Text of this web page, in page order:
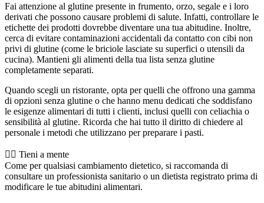
Fai attenzione al glutine presente in frumento, orzo, segale e i loro
derivati che possono causare problemi di salute. Infatti, controllare le
etichette dei prodotti dovrebbe diventare una tua abitudine. Inoltre,
cerca di evitare contaminazioni accidentali da contatto con cibi non
privi di glutine (come le briciole lasciate su superfici o utensili da
cucina). Mantieni gli alimenti della tua lista senza glutine
completamente separati.
Quando scegli un ristorante, opta per quelli che offrono una gamma
di opzioni senza glutine o che hanno menu dedicati che soddisfano
le esigenze alimentari di tutti i clienti, inclusi quelli con celiachia o
sensibilità al glutine. Ricorda che hai tutto il diritto di chiedere al
personale i metodi che utilizzano per preparare i pasti.
👨‍⚕️️ Tieni a mente
Come per qualsiasi cambiamento dietetico, si raccomanda di
consultare un professionista sanitario o un dietista registrato prima di
modificare le tue abitudini alimentari.